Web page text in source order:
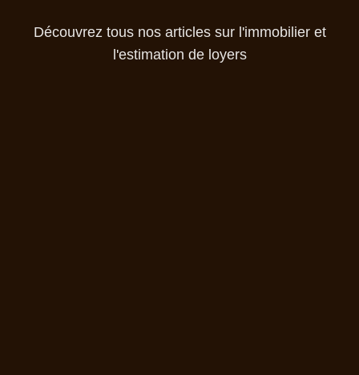
Découvrez tous nos articles sur l'immobilier et
l'estimation de loyers